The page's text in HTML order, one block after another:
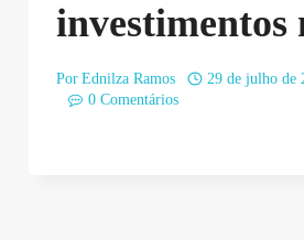
investimentos
Por Ednilza Ramos
29 de julho de
0 Comentários